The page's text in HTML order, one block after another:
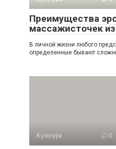
Преимущества
массажисточек
В личной жизни любого
определенные бывают
Культура 0